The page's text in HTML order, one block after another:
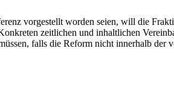
vorgestellt worden seien, will die
zeitlichen und inhaltlichen
falls die Reform nicht innerhalb der